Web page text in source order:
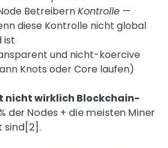
BetreibernKontrolle —
diese Kontrolle nicht global
ist
und nicht-koercive
Knots oder Core laufen)
nicht wirklich Blockchain-
der Nodes + die meisten Miner
sind[2].